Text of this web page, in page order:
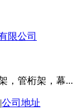
限公司
，管桁架，幕...
|公司地址